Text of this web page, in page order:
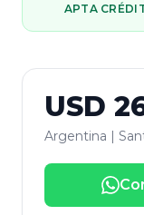
APTA
USD
Argentina |